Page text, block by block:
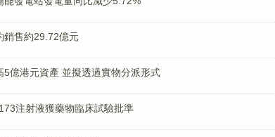
銷售約29.72億元
億港元資產 並擬透過實物分派形式
注射液獲藥物臨床試驗批準